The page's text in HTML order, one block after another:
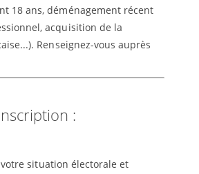
18 ans, déménagement récent
acquisition de la
Renseignez-vous auprès
:
situation électorale et